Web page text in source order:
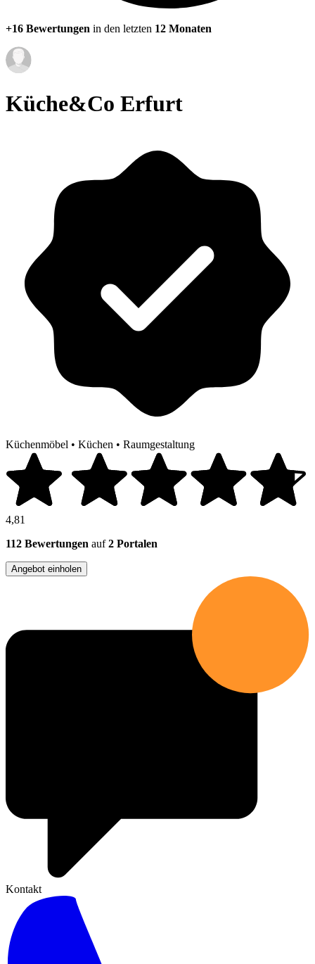
+16 Bewertungen in den letzten 12 Monaten
Küche&Co Erfurt
Küchenmöbel • Küchen • Raumgestaltung
4,81
112 Bewertungen auf2 Portalen
Angebot einholen
Kontakt